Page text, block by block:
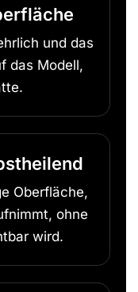
und das
das Modell,
Oberfläche,
ohne
wird.